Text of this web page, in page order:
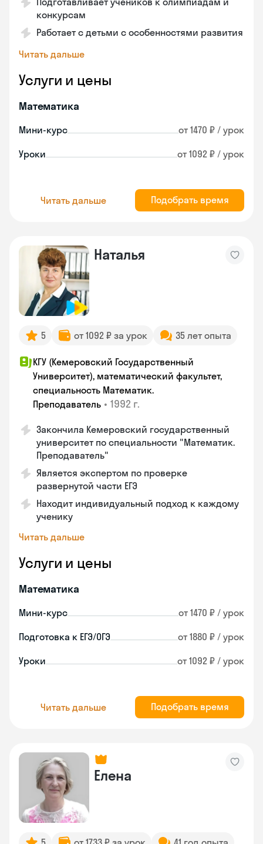
конкурсам
Работает с детьми с особенностями развития
Читать дальше
Услуги и цены
Математика
Мини-курс от 1470 ₽ / урок
Уроки от 1092 ₽ / урок
Читать дальше Подобрать время
Наталья
5 от 1092 ₽ за урок 35 лет опыта
КГУ (Кемеровский Государственный
Университет), математический факультет,
специальность Математик.
Преподаватель • 1992 г.
Закончила Кемеровский государственный
университет по специальности "Математик.
Преподаватель"
Является экспертом по проверке
развернутой части ЕГЭ
Находит индивидуальный подход к каждому
ученику
Читать дальше
Услуги и цены
Математика
Мини-курс от 1470 ₽ / урок
Подготовка к ЕГЭ/ОГЭ от 1880 ₽ / урок
Уроки от 1092 ₽ / урок
Читать дальше Подобрать время
Елена